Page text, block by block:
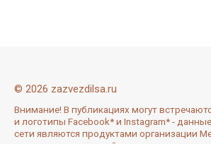
© 2026 zazvezdilsa.ru
Внимание! В публикациях могут
и логотипы Facebook* и Instagram* -
сети являются продуктами организации